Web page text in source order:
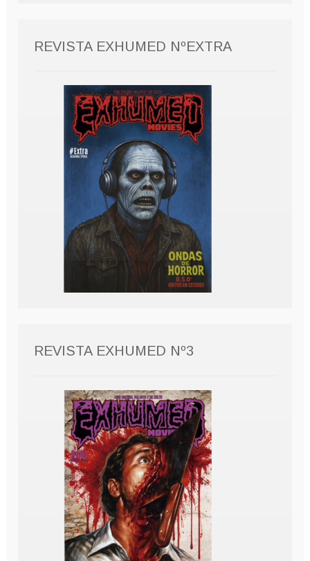
REVISTA EXHUMED NºEXTRA
REVISTA EXHUMED Nº3